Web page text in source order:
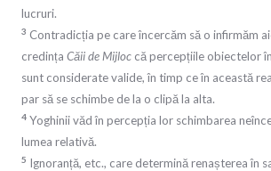
lucruri.
3 Contradicția pe care încercăm să o infirmăm
credința Căii de Mijloc că percepțiile obiectelor
sunt considerate valide, în timp ce în această
par să se schimbe de la o clipă la alta.
4 Yoghinii văd în percepția lor schimbarea
lumea relativă.
5 Ignoranță, etc., care determină renașterea în